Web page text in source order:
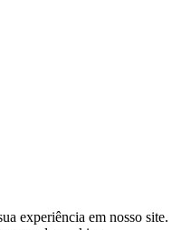
experiência em nosso site.